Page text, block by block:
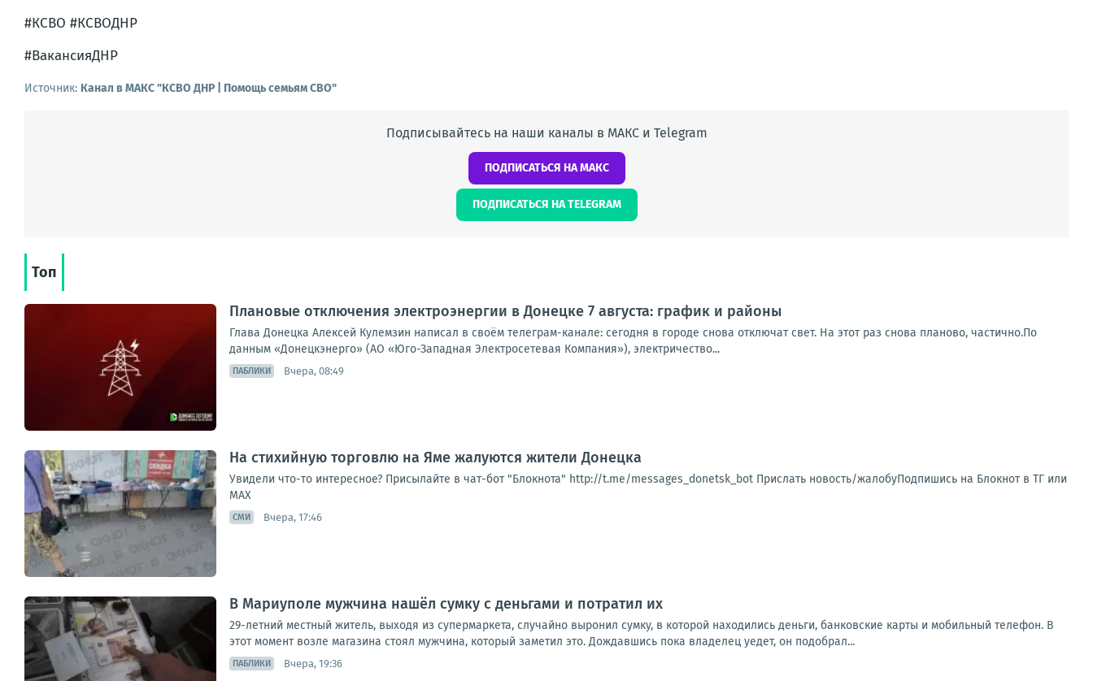
#КСВО #КСВОДНР
#ВакансияДНР
Источник: Канал в МАКС "КСВО ДНР | Помощь семьям СВО"
Подписывайтесь на наши каналы в МАКС и Telegram
ПОДПИСАТЬСЯ НА МАКС
ПОДПИСАТЬСЯ НА TELEGRAM
Топ
Плановые отключения электроэнергии в Донецке 7 августа: график и районы
Глава Донецка Алексей Кулемзин написал в своём телеграм-канале: сегодня в городе снова отключат свет. На этот раз снова планово, частично.По
данным «Донецкэнерго» (АО «Юго-Западная Электросетевая Компания»), электричество...
ПАБЛИКИ Вчера, 08:49
На стихийную торговлю на Яме жалуются жители Донецка
Увидели что-то интересное? Присылайте в чат-бот "Блокнота" http://t.me/messages_donetsk_bot Прислать новость/жалобуПодпишись на Блокнот в ТГ или
МАХ
СМИ Вчера, 17:46
В Мариуполе мужчина нашёл сумку с деньгами и потратил их
29-летний местный житель, выходя из супермаркета, случайно выронил сумку, в которой находились деньги, банковские карты и мобильный телефон. В
этот момент возле магазина стоял мужчина, который заметил это. Дождавшись пока владелец уедет, он подобрал...
ПАБЛИКИ Вчера, 19:36